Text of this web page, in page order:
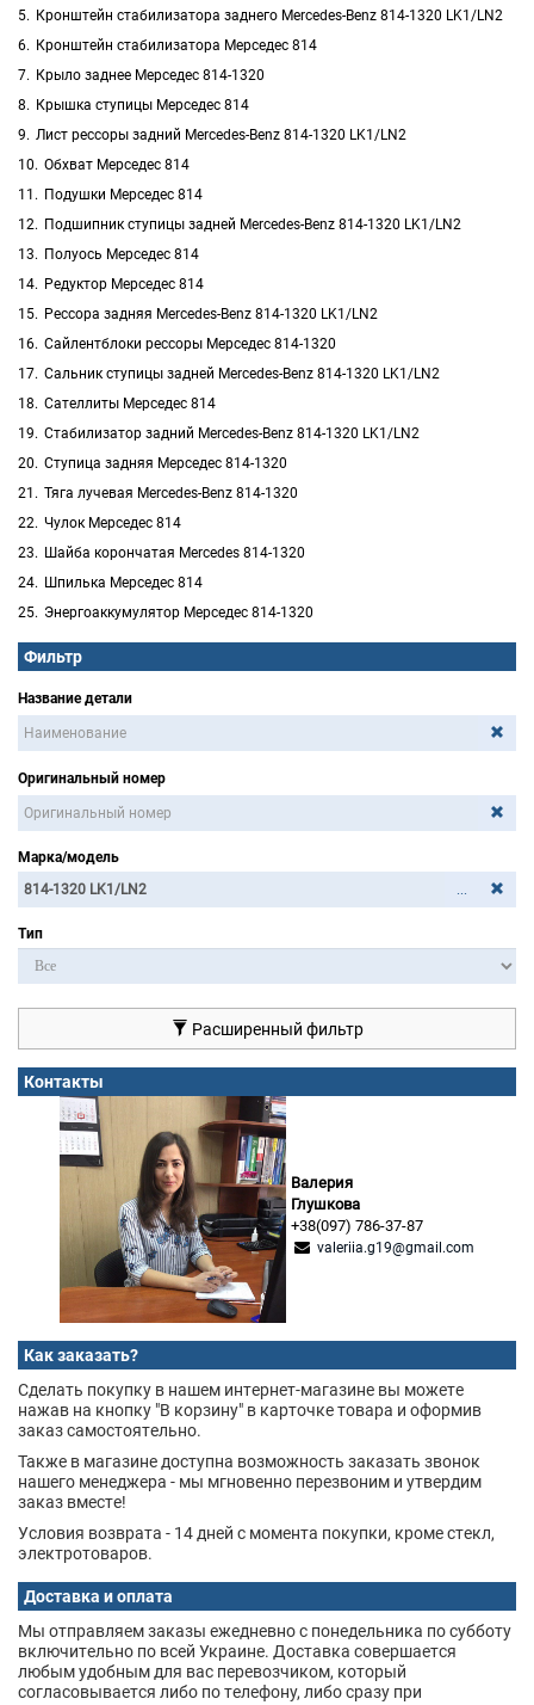
Кронштейн стабилизатора заднего Mercedes-Benz 814-1320 LK1/LN2
Кронштейн стабилизатора Мерседес 814
Крыло заднее Мерседес 814-1320
Крышка ступицы Мерседес 814
Лист рессоры задний Mercedes-Benz 814-1320 LK1/LN2
Обхват Мерседес 814
Подушки Мерседес 814
Подшипник ступицы задней Mercedes-Benz 814-1320 LK1/LN2
Полуось Мерседес 814
Редуктор Мерседес 814
Рессора задняя Mercedes-Benz 814-1320 LK1/LN2
Сайлентблоки рессоры Мерседес 814-1320
Сальник ступицы задней Mercedes-Benz 814-1320 LK1/LN2
Сателлиты Мерседес 814
Стабилизатор задний Mercedes-Benz 814-1320 LK1/LN2
Ступица задняя Мерседес 814-1320
Тяга лучевая Mercedes-Benz 814-1320
Чулок Мерседес 814
Шайба корончатая Mercedes 814-1320
Шпилька Мерседес 814
Энергоаккумулятор Мерседес 814-1320
Фильтр
Название детали
Оригинальный номер
Марка/модель
...
Тип
Расширенный фильтр
Контакты
Валерия
Глушкова
+38(097) 786-37-87
valeriia.g19@gmail.com
Как заказать?
Сделать покупку в нашем интернет-магазине вы можете
нажав на кнопку "В корзину" в карточке товара и оформив
заказ самостоятельно.
Также в магазине доступна возможность заказать звонок
нашего менеджера - мы мгновенно перезвоним и утвердим
заказ вместе!
Условия возврата - 14 дней с момента покупки, кроме стекл,
электротоваров.
Доставка и оплата
Мы отправляем заказы ежедневно с понедельника по субботу
включительно по всей Украине. Доставка совершается
любым удобным для вас перевозчиком, который
согласовывается либо по телефону, либо сразу при